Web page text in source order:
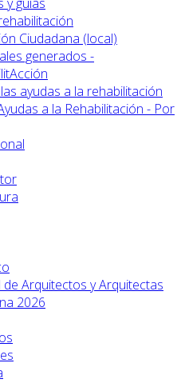
Ciudadana (local)
generados -
ayudas a la rehabilitación
a la Rehabilitación - Por
Arquitectos y Arquitectas
2026